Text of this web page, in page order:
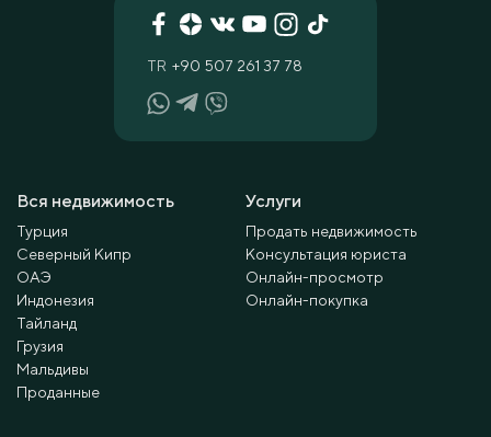
Вся недвижимость
Турция
Северный Кипр
ОАЭ
Индонезия
Тайланд
Грузия
Мальдивы
Проданные
Услуги
Продать недвижимость
Консультация юриста
Онлайн-просмотр
Онлайн-покупка
TR +90 507 261 37 78